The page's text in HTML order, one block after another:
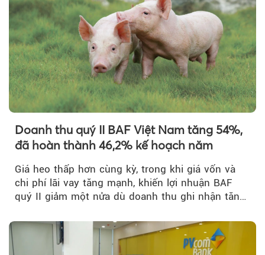
Doanh thu quý II BAF Việt Nam tăng 54%,
đã hoàn thành 46,2% kế hoạch năm
Giá heo thấp hơn cùng kỳ, trong khi giá vốn và
chi phí lãi vay tăng mạnh, khiến lợi nhuận BAF
quý II giảm một nửa dù doanh thu ghi nhận tăng